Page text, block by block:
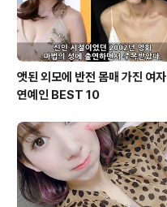
합니다. 식사시간이 5분..
앳된 외모에 반전 몸매 가진 여자
연예인 BEST 10